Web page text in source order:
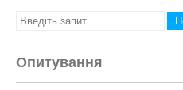
Опитування